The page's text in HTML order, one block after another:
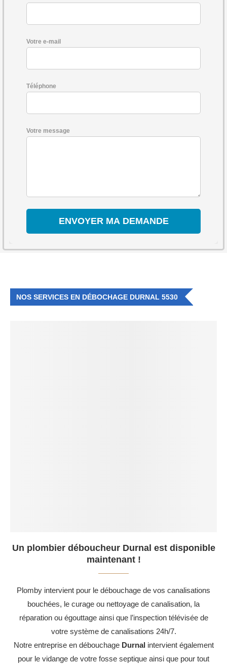
Votre e-mail
Téléphone
Votre message
NOS SERVICES EN DÉBOCHAGE DURNAL 5530
Un plombier déboucheur Durnal est disponible
maintenant !
Plomby intervient pour le débouchage de vos canalisations
bouchées, le curage ou nettoyage de canalisation, la
réparation ou égouttage ainsi que l’inspection télévisée de
votre système de canalisations 24h/7.
Notre entreprise en débouchage Durnal intervient également
pour le vidange de votre fosse septique ainsi que pour tout